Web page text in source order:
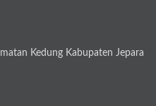
Kedung Kabupaten Jepara